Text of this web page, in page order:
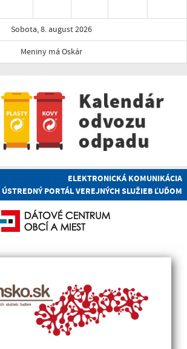
Sobota, 8. august 2026
Meniny má Oskár
ELEKTRONICKÁ KOMUNIKÁCIA
PORTÁL VEREJNÝCH SLUŽIEB ĽUĎOM